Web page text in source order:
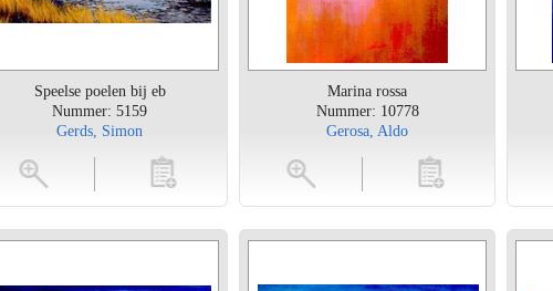
Speelse poelen bij eb
Nummer: 5159
Gerds, Simon
toevoegen
Marina rossa
Nummer: 10778
Gerosa, Aldo
vergroten toevoegen vergroten